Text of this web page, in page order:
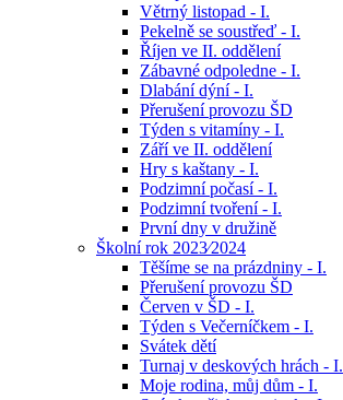
Větrný listopad - I.
Pekelně se soustřeď - I.
Říjen ve II. oddělení
Zábavné odpoledne - I.
Dlabání dýní - I.
Přerušení provozu ŠD
Týden s vitamíny - I.
Září ve II. oddělení
Hry s kaštany - I.
Podzimní počasí - I.
Podzimní tvoření - I.
První dny v družině
Školní rok 2023⁄2024
Těšíme se na prázdniny - I.
Přerušení provozu ŠD
Červen v ŠD - I.
Týden s Večerníčkem - I.
Svátek dětí
Turnaj v deskových hrách - I.
Moje rodina, můj dům - I.